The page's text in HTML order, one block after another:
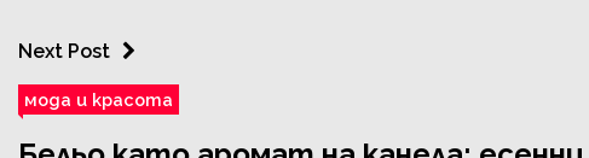
Next Post
мода и красота